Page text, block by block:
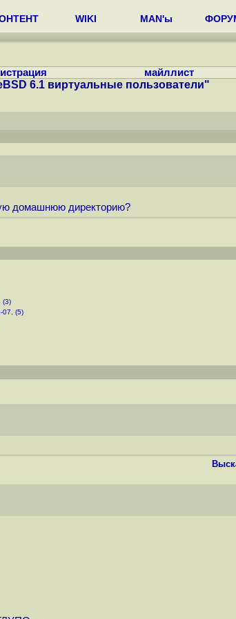
WIKI MAN'ы
майллист
6.1 виртуальные пользователи"
домашнюю директорию?
(3)
07, (5)